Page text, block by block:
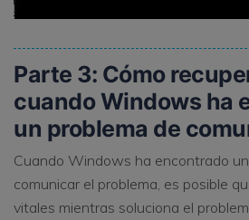
Parte 3: Cómo
cuando Windows ha
un problema de
Cuando Windows ha encontrado
comunicar el problema, es posible
vitales mientras soluciona el